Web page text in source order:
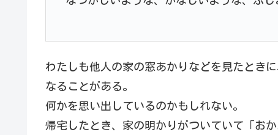
わたしも他人の家の窓あかりなどを見たとき
なることがある。
何かを思い出しているのかもしれない。
帰宅したとき、家の明かりがついていて「お